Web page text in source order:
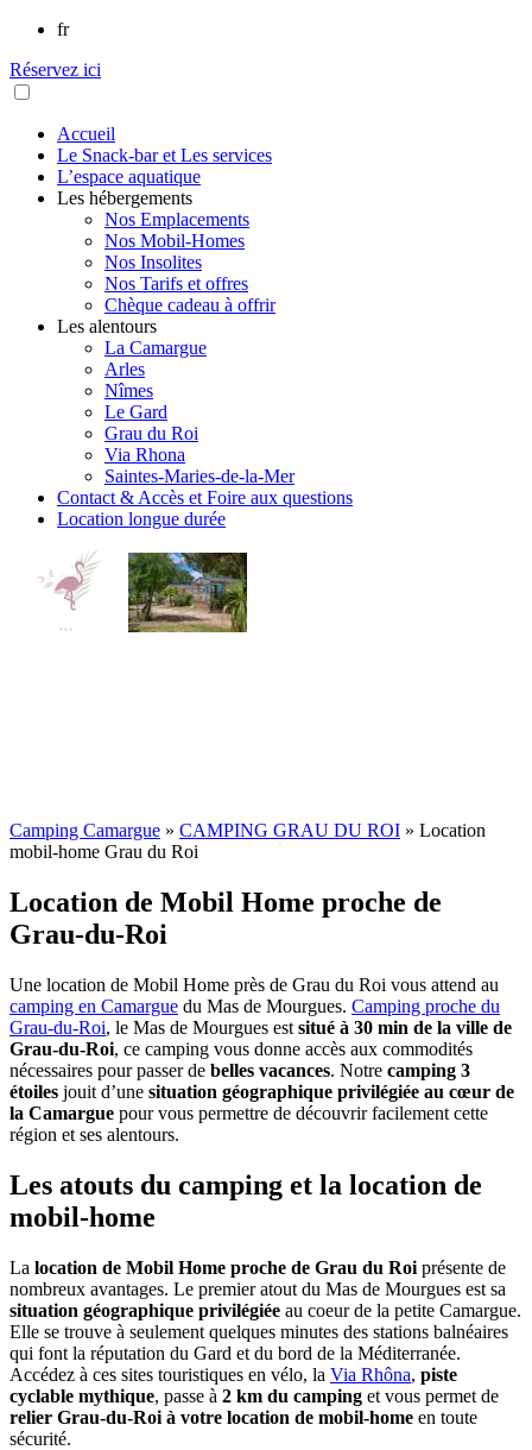
fr
Réservez ici
Accueil
Le Snack-bar et Les services
L’espace aquatique
Les hébergements
Nos Emplacements
Nos Mobil-Homes
Nos Insolites
Nos Tarifs et offres
Chèque cadeau à offrir
Les alentours
La Camargue
Arles
Nîmes
Le Gard
Grau du Roi
Via Rhona
Saintes-Maries-de-la-Mer
Contact & Accès et Foire aux questions
Location longue durée
Camping Camargue » CAMPING GRAU DU ROI » Location
mobil-home Grau du Roi
Location de Mobil Home proche de
Grau-du-Roi
Une location de Mobil Home près de Grau du Roi vous attend au
camping en Camargue du Mas de Mourgues. Camping proche du
Grau-du-Roi, le Mas de Mourgues est situé à 30 min de la ville de
Grau-du-Roi, ce camping vous donne accès aux commodités
nécessaires pour passer de belles vacances. Notre camping 3
étoiles jouit d’une situation géographique privilégiée au cœur de
la Camargue pour vous permettre de découvrir facilement cette
région et ses alentours.
Les atouts du camping et la location de
mobil-home
La location de Mobil Home proche de Grau du Roi présente de
nombreux avantages. Le premier atout du Mas de Mourgues est sa
situation géographique privilégiée au coeur de la petite Camargue.
Elle se trouve à seulement quelques minutes des stations balnéaires
qui font la réputation du Gard et du bord de la Méditerranée.
Accédez à ces sites touristiques en vélo, la Via Rhôna, piste
cyclable mythique, passe à 2 km du camping et vous permet de
relier Grau-du-Roi à votre location de mobil-home en toute
sécurité.